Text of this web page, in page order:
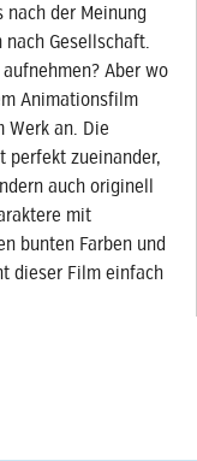
der Meinung
Gesellschaft.
Aber wo
Animationsfilm
Werk an. Die
perfekt zueinander,
auch originell
mit
bunten Farben und
dieser Film einfach